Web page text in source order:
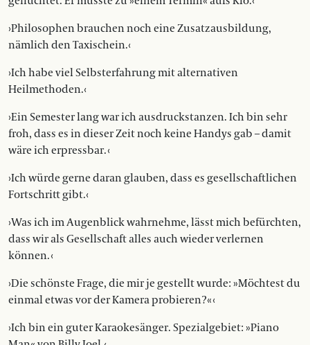
›Philosophen brauchen noch eine Zusatzausbildung,
nämlich den Taxischein.‹
›Ich habe viel Selbsterfahrung mit alternativen
Heilmethoden.‹
›Ein Semester lang war ich ausdruckstanzen. Ich bin sehr
froh, dass es in dieser Zeit noch keine Handys gab – damit
wäre ich erpressbar. ‹
›Ich würde gerne daran glauben, dass es gesellschaftlichen
Fortschritt gibt.‹
›Was ich im Augenblick wahrnehme, lässt mich befürchten,
dass wir als Gesellschaft alles auch wieder verlernen
können. ‹
›Die schönste Frage, die mir je gestellt wurde: »Möchtest du
einmal etwas vor der Kamera probieren?« ‹
›Ich bin ein guter Karaokesänger. Spezialgebiet: »Piano